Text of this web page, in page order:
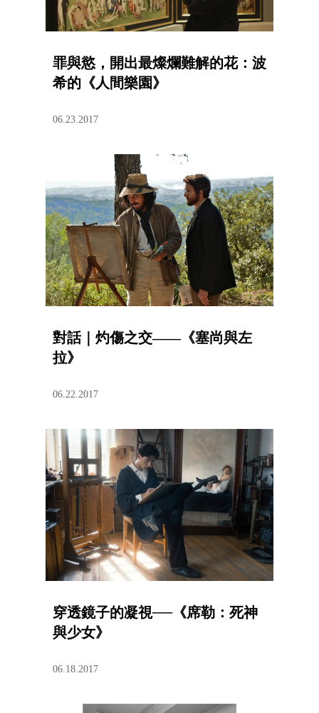
罪與慾，開出最燦爛難解的花：波
希的《人間樂園》
06.23.2017
對話｜灼傷之交——《塞尚與左
拉》
06.22.2017
穿透鏡子的凝視──《席勒：死神
與少女》
06.18.2017